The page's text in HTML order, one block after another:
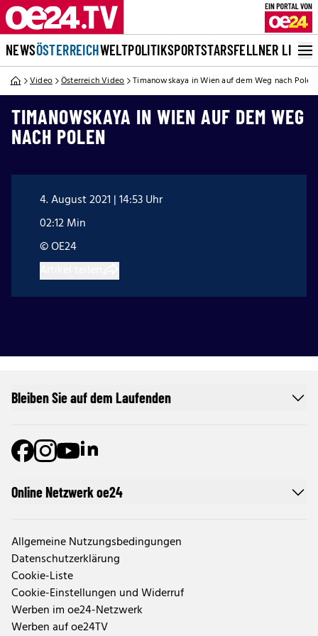
NEWSÖSTERREICHWELTPOLITIKSPORTSTARSFELLNER LIVE
Video Österreich Video Timanowskaya in Wien auf dem Weg nach Polen
TIMANOWSKAYA IN WIEN AUF DEM WEG
NACH POLEN
4. August 2021 | 14:53 Uhr
02:12 Min
© OE24
Online Netzwerk oe24
Allgemeine Nutzungsbedingungen
Datenschutzerklärung
Cookie-Liste
Cookie-Einstellungen und Widerruf
Werben im oe24-Netzwerk
Werben auf oe24TV
Bleiben Sie auf dem Laufenden